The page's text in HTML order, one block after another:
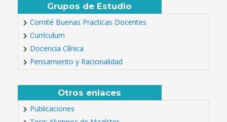
Grupos de Estudio
Comité Buenas Practicas Docentes
Currículum
Docencia Clínica
Pensamiento y Racionalidad
Otros enlaces
Publicaciones